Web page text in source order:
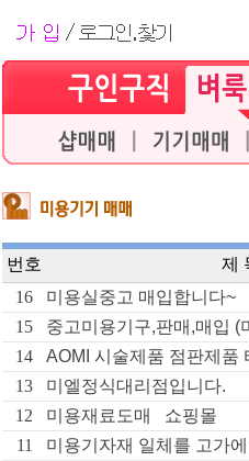
번호 제
16
미용실중고 매입합니다~
15
중고미용기구,판매,매입 (
14
AOMI 시술제품 점판제품
13
미엘정식대리점입니다.
12
미용재료도매 쇼핑몰
11
미용기자재 일체를 고가